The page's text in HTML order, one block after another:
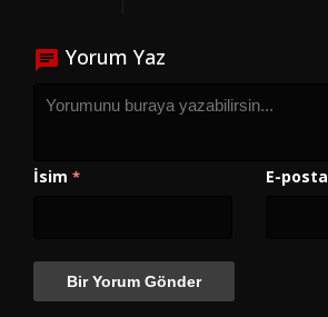
Yorum Yaz
İsim * E-posta